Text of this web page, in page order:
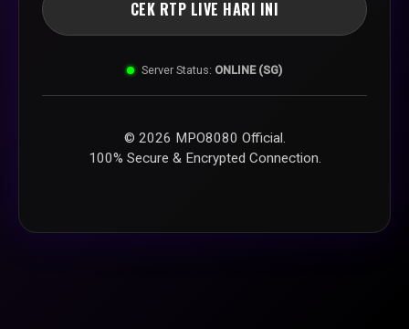
CEK RTP LIVE HARI INI
Server Status: ONLINE (SG)
© 2026 MPO8080 Official.
100% Secure & Encrypted Connection.